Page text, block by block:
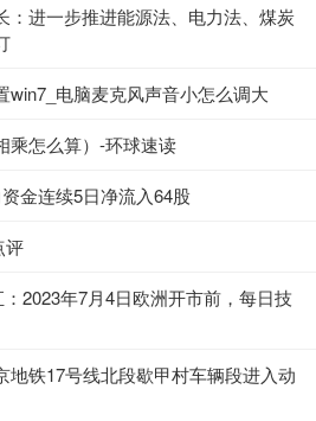
：进一步推进能源法、电力法、煤炭
win7_电脑麦克风声音小怎么调大
乘怎么算）-环球速读
金连续5日净流入64股
评
：2023年7月4日欧洲开市前，每日技
地铁17号线北段歇甲村车辆段进入动